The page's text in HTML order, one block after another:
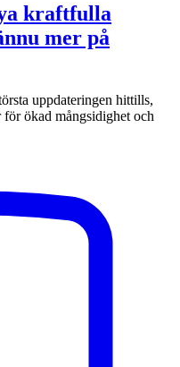
kraftfulla
mer på
uppdateringen hittills,
ökad mångsidighet och